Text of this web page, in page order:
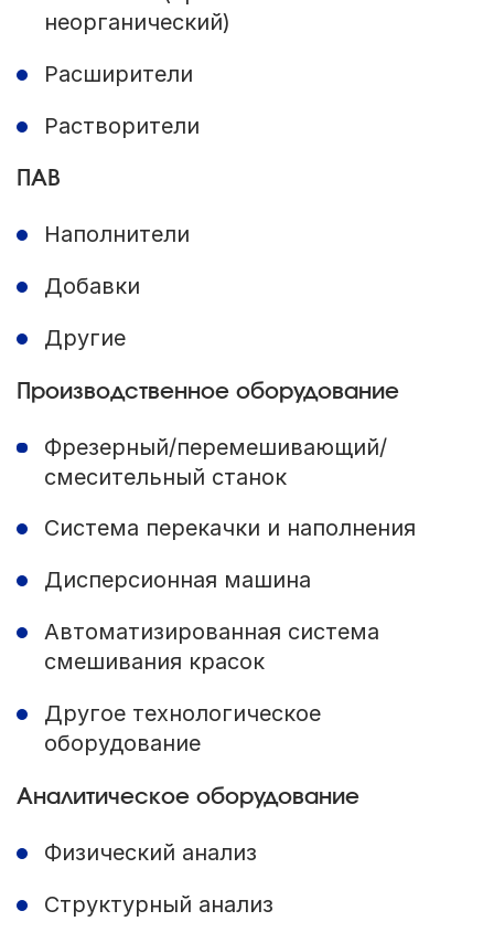
неорганический)
Расширители
Растворители
ПАВ
Наполнители
Добавки
Другие
Производственное оборудование
Фрезерный/перемешивающий/
смесительный станок
Система перекачки и наполнения
Дисперсионная машина
Автоматизированная система
смешивания красок
Другое технологическое
оборудование
Аналитическое оборудование
Физический анализ
Структурный анализ